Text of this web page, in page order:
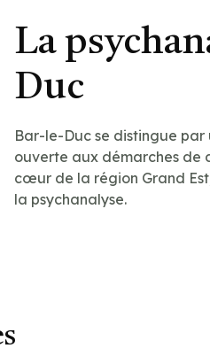
La
Duc
Bar-le-Duc se distingue
ouverte aux démarches de
cœur de la région Grand
la psychanalyse.